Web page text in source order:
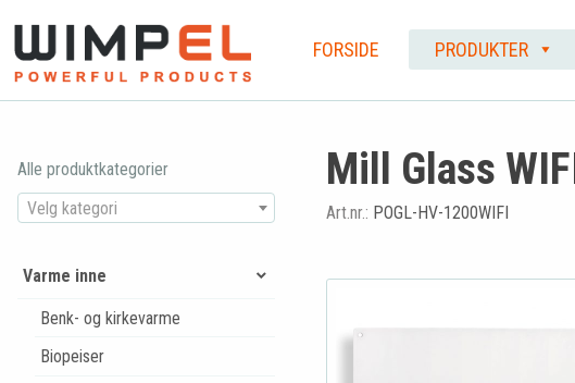
FORSIDE PRODUKTER
Mill Glass
Art.nr.: POGL-HV-1200WIFI
Alle produktkategorier
Velg kategori
Varme inne
Benk- og kirkevarme
Biopeiser